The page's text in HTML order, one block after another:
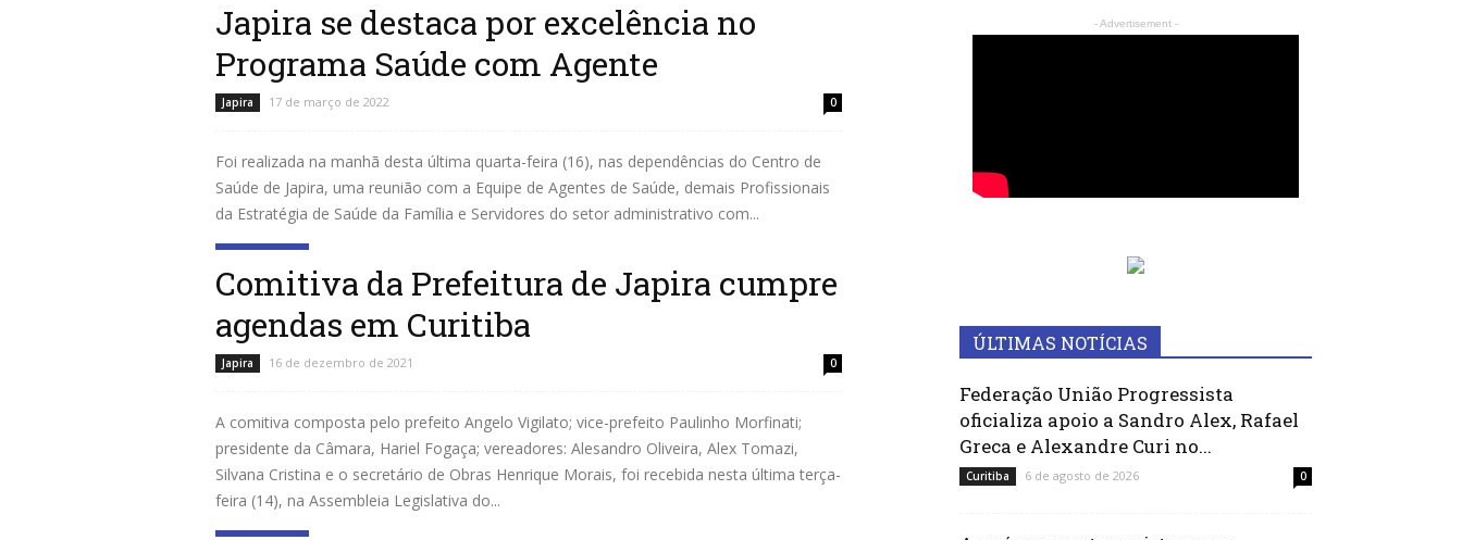
Japira se destaca por excelência no
Programa Saúde com Agente
Japira 17 de março de 2022 0
Foi realizada na manhã desta última quarta-feira (16), nas dependências do Centro de
Saúde de Japira, uma reunião com a Equipe de Agentes de Saúde, demais Profissionais
da Estratégia de Saúde da Família e Servidores do setor administrativo com...
Comitiva da Prefeitura de Japira cumpre
agendas em Curitiba
Japira 16 de dezembro de 2021 0
A comitiva composta pelo prefeito Angelo Vigilato; vice-prefeito Paulinho Morfinati;
presidente da Câmara, Hariel Fogaça; vereadores: Alesandro Oliveira, Alex Tomazi,
Silvana Cristina e o secretário de Obras Henrique Morais, foi recebida nesta última terça-
feira (14), na Assembleia Legislativa do...
- Advertisement -
ÚLTIMAS NOTÍCIAS
Federação União Progressista
oficializa apoio a Sandro Alex, Rafael
Greca e Alexandre Curi no...
Curitiba 6 de agosto de 2026 0